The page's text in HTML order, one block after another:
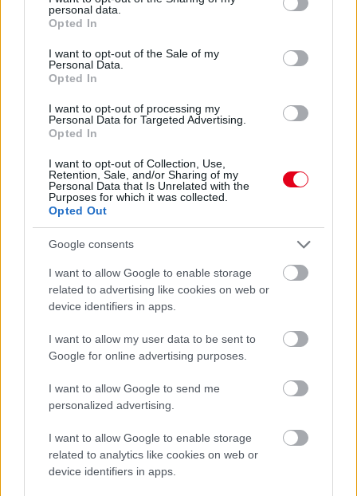
grant or deny consent to Google and its third-party tags to
use your data for below specified purposes in below Google
consent section.
personal data.
Opted In
I want to opt-out of the Sale of my
Personal Data.
Opted In
I want to opt-out of processing my
Personal Data for Targeted Advertising.
Opted In
I want to opt-out of Collection, Use,
Retention, Sale, and/or Sharing of my
Personal Data that Is Unrelated with the
Purposes for which it was collected.
Opted Out
Google consents
I want to allow Google to enable storage
related to advertising like cookies on web or
device identifiers in apps.
I want to allow my user data to be sent to
Google for online advertising purposes.
I want to allow Google to send me
personalized advertising.
I want to allow Google to enable storage
related to analytics like cookies on web or
device identifiers in apps.
Kövess minket a Facebookon
10 órája
Montoya szerint Antonelli kedvessége sem segít
Russellen